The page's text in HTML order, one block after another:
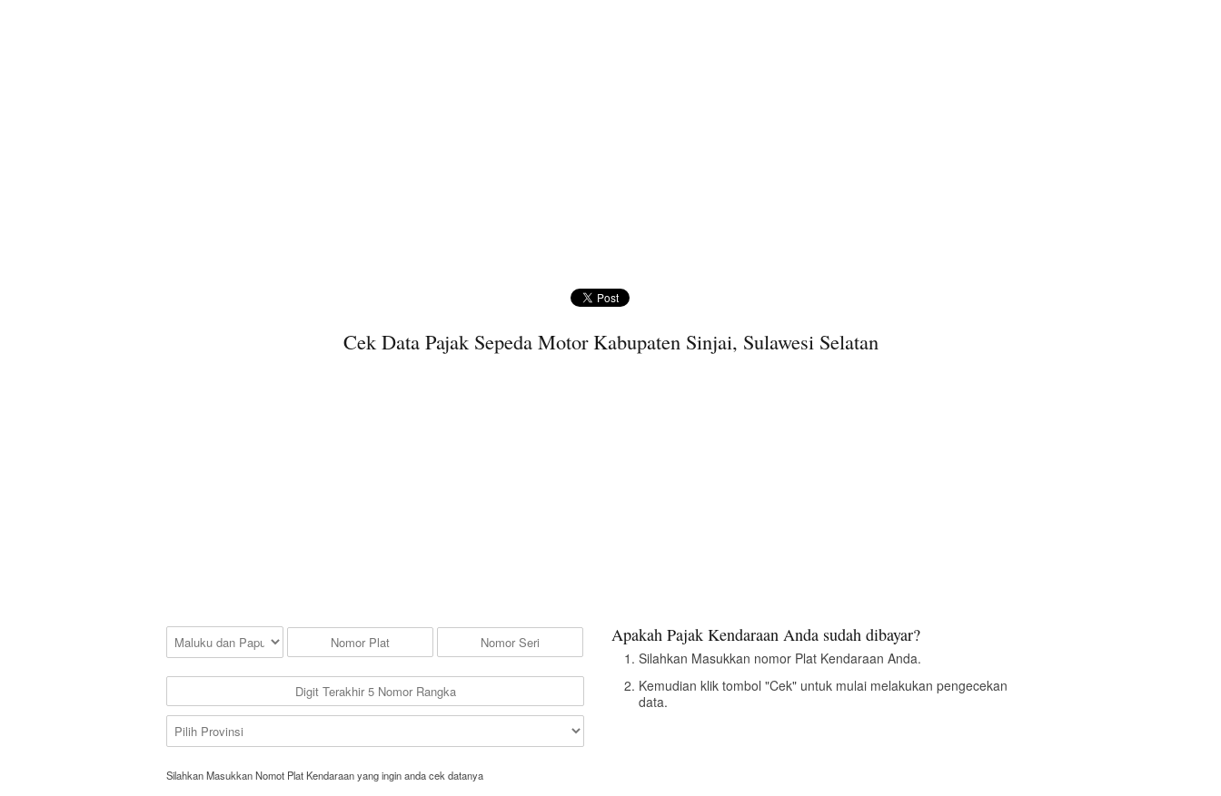
Cek Data Pajak Sepeda Motor Kabupaten Sinjai, Sulawesi Selatan
Silahkan Masukkan Nomot Plat Kendaraan yang ingin anda cek datanya
Apakah Pajak Kendaraan Anda sudah dibayar?
Silahkan Masukkan nomor Plat Kendaraan Anda.
Kemudian klik tombol "Cek" untuk mulai melakukan pengecekan
data.